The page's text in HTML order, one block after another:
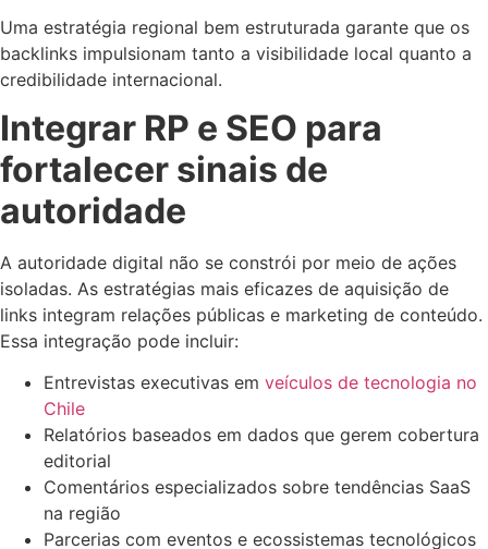
Uma estratégia regional bem estruturada garante que os
backlinks impulsionam tanto a visibilidade local quanto a
credibilidade internacional.
Integrar RP e SEO para
fortalecer sinais de
autoridade
A autoridade digital não se constrói por meio de ações
isoladas. As estratégias mais eficazes de aquisição de
links integram relações públicas e marketing de conteúdo.
Essa integração pode incluir:
Entrevistas executivas em veículos de tecnologia no
Chile
Relatórios baseados em dados que gerem cobertura
editorial
Comentários especializados sobre tendências SaaS
na região
Parcerias com eventos e ecossistemas tecnológicos